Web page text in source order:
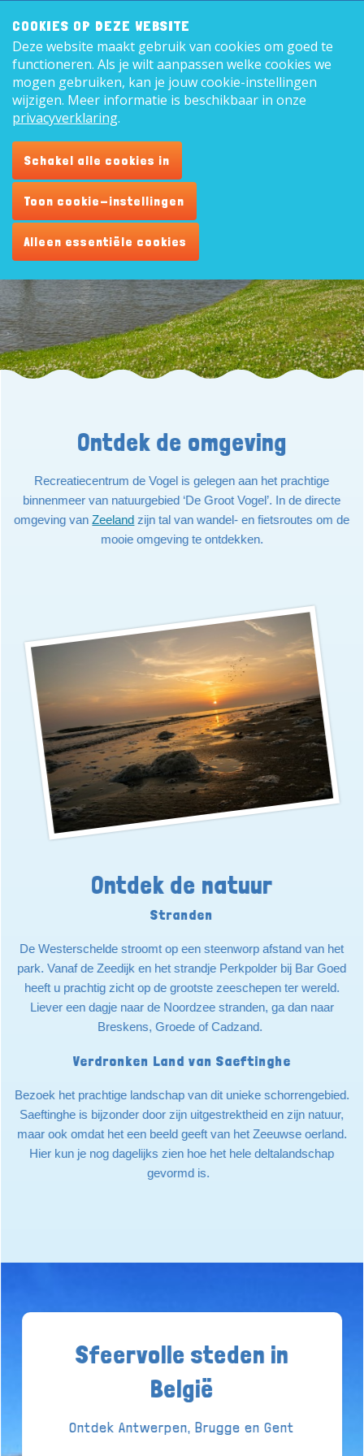
8,9
De omgeving
Ontdek de omgeving
Recreatiecentrum de Vogel is gelegen aan het prachtige
binnenmeer van natuurgebied ‘De Groot Vogel’. In de directe
omgeving vanZeeland zijn tal van wandel- en fietsroutes om de
mooie omgeving te ontdekken.
Ontdek de natuur
Stranden
De Westerschelde stroomt op een steenworp afstand van het
park. Vanaf de Zeedijk en het strandje Perkpolder bij Bar Goed
heeft u prachtig zicht op de grootste zeeschepen ter wereld.
Liever een dagje naar de Noordzee stranden, ga dan naar
Breskens, Groede of Cadzand.
Verdronken Land van Saeftinghe
Bezoek het prachtige landschap van dit unieke schorrengebied.
Saeftinghe is bijzonder door zijn uitgestrektheid en zijn natuur,
maar ook omdat het een beeld geeft van het Zeeuwse oerland.
Hier kun je nog dagelijks zien hoe het hele deltalandschap
gevormd is.
Sfeervolle steden in
België
Ontdek Antwerpen, Brugge en Gent
COOKIES OP DEZE WEBSITE
Deze website maakt gebruik van cookies om goed te
functioneren. Als je wilt aanpassen welke cookies we
mogen gebruiken, kan je jouw cookie-instellingen
wijzigen. Meer informatie is beschikbaar in onze
privacyverklaring.
Schakel alle cookies in
Toon cookie-instellingen
Alleen essentiële cookies